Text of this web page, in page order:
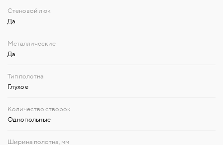
Да
Да
Глухое
Однопольные